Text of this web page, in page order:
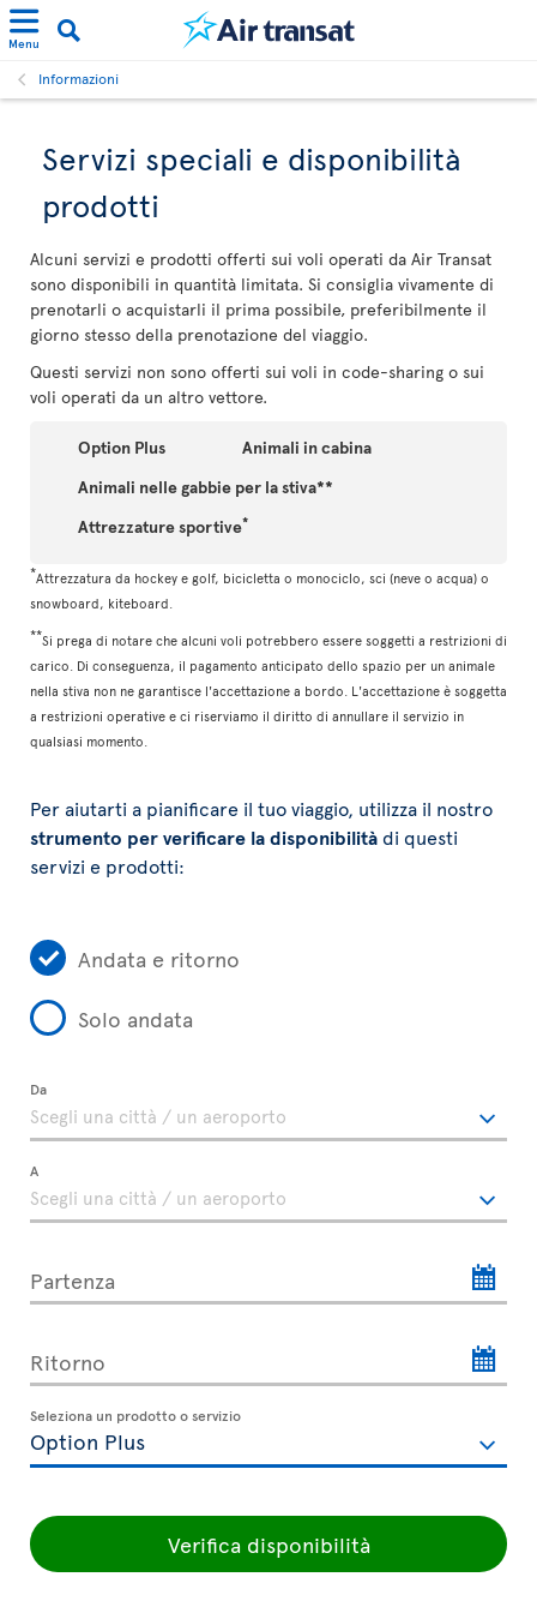
Menu
Informazioni
Servizi speciali e disponibilità
prodotti
Alcuni servizi e prodotti offerti sui voli operati da Air Transat
sono disponibili in quantità limitata. Si consiglia vivamente di
prenotarli o acquistarli il prima possibile, preferibilmente il
giorno stesso della prenotazione del viaggio.
Questi servizi non sono offerti sui voli in code-sharing o sui
voli operati da un altro vettore.
Option Plus
Animali in cabina
Animali nelle gabbie per la stiva**
Attrezzature sportive*
*Attrezzatura da hockey e golf, bicicletta o monociclo, sci (neve o acqua) o
snowboard, kiteboard.
**Si prega di notare che alcuni voli potrebbero essere soggetti a restrizioni di
carico. Di conseguenza, il pagamento anticipato dello spazio per un animale
nella stiva non ne garantisce l'accettazione a bordo. L'accettazione è soggetta
a restrizioni operative e ci riserviamo il diritto di annullare il servizio in
qualsiasi momento.
Per aiutarti a pianificare il tuo viaggio, utilizza il nostro
strumento per verificare la disponibilità di questi
servizi e prodotti:
Andata e ritorno
Solo andata
Da
A
Partenza
Ritorno
Seleziona un prodotto o servizio
Verifica disponibilità